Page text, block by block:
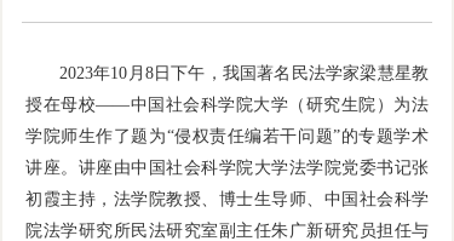
2023年10月8日下午，我国著名民法学家梁慧星教
授在母校——中国社会科学院大学（研究生院）为法
学院师生作了题为“侵权责任编若干问题”的专题学术
讲座。讲座由中国社会科学院大学法学院党委书记张
初霞主持，法学院教授、博士生导师、中国社会科学
院法学研究所民法研究室副主任朱广新研究员担任与